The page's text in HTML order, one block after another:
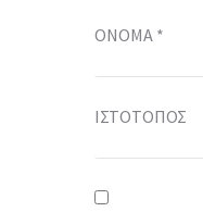
ΌΝΟΜΑ *
ΙΣΤΌΤΟΠΟΣ